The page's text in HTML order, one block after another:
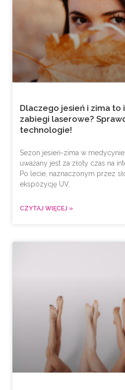
Dlaczego jesień i zima to
zabiegi laserowe?
technologie!
Sezon jesień-zima w
uważany jest za złoty czas na
Po lecie, naznaczonym przez
ekspozycję UV,
CZYTAJ WIĘCEJ »